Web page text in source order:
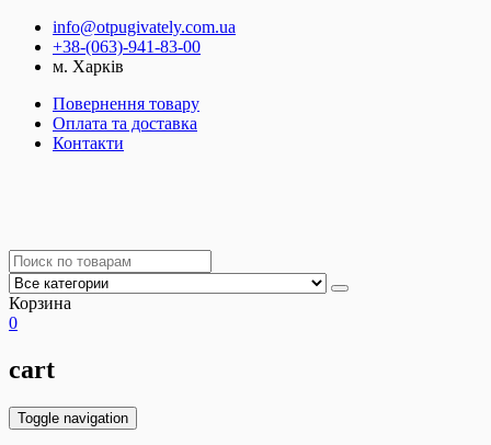
info@otpugivately.com.ua
+38-(063)-941-83-00
м. Харків
Повернення товару
Оплата та доставка
Контакти
Корзина
0
cart
Toggle navigation